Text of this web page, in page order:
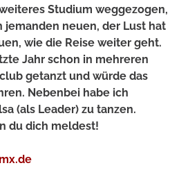
Studium weggezogen,
jemanden neuen, der Lust hat
wie die Reise weiter geht.
Jahr schon in mehreren
getanzt und würde das
Nebenbei habe ich
(als Leader) zu tanzen.
du dich meldest!